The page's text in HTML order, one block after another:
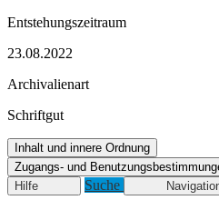
Entstehungszeitraum
23.08.2022
Archivalienart
Schriftgut
Inhalt und innere Ordnung
Zugangs- und
Hilfe
Suche